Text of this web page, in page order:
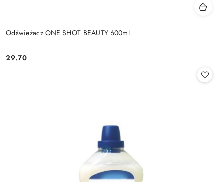
Odświeżacz ONE SHOT BEAUTY 600ml
Cena:
29.70